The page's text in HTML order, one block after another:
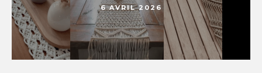
6 AVRIL 2026